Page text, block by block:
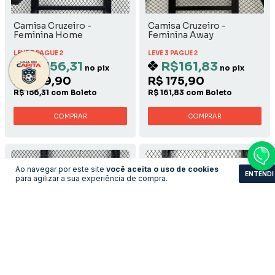
Ao navegar por este site você aceita o uso de cookies
para agilizar a sua experiência de compra.
ENTENDI
Camisa Cruzeiro -
Feminina Home
LEVE 3 PAGUE 2
R$156,31 no pix
R$ 169,90
R$ 156,31 com Boleto
COMPRAR
Camisa Cruzeiro -
Feminina Away
LEVE 3 PAGUE 2
R$161,83 no pix
R$ 175,90
R$ 161,83 com Boleto
COMPRAR